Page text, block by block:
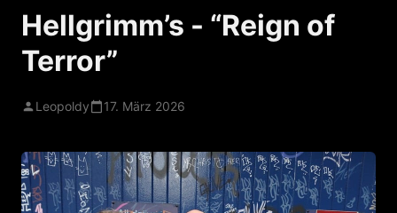
Hellgrimm’s - “Reign of
Terror”
Leopoldy 17. März 2026